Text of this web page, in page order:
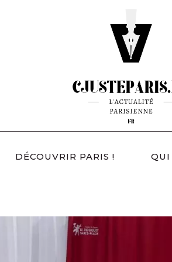
DÉCOUVRIR PARIS ! QUI